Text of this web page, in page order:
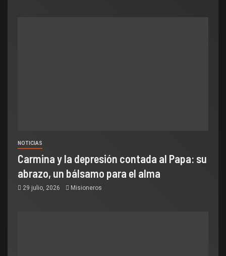
NOTICIAS
Carmina y la depresión contada al Papa: su
abrazo, un bálsamo para el alma
29 julio, 2026 Misioneros